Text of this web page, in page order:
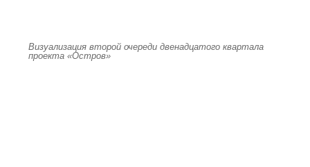
Визуализация второй очереди двенадцатого квартала
проекта «Остров»